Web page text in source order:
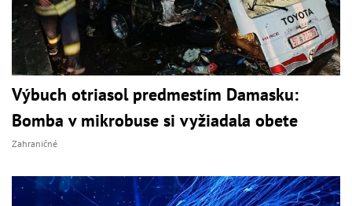
Výbuch otriasol predmestím Damasku:
Bomba v mikrobuse si vyžiadala obete
Zahraničné